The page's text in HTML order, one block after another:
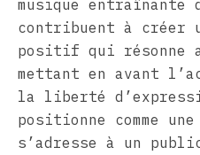
musique entraînante
contribuent à créer
positif qui résonne
mettant en avant
la liberté
positionne comme
s’adresse à un